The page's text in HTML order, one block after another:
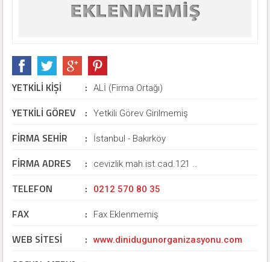
YETKİLİ KİŞİ : ALİ (Firma Ortağı)
YETKİLİ GÖREV : Yetkili Görev Girilmemiş
FİRMA SEHİR : İstanbul - Bakırköy
FİRMA ADRES : cevizlik mah.ist.cad.121 ..
TELEFON : 0212 570 80 35
FAX : Fax Eklenmemiş
WEB SİTESİ : www.dinidugunorganizasyonu.com